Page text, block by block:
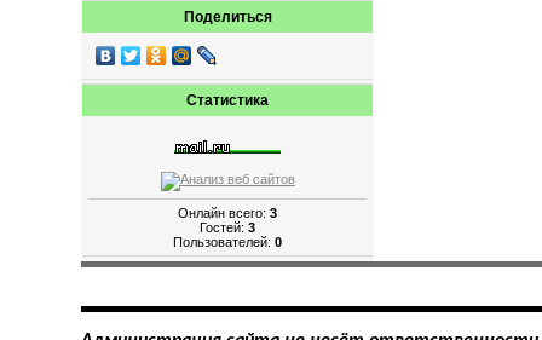
Поделиться
Статистика
Онлайн всего:3
Гостей:3
Пользователей:0